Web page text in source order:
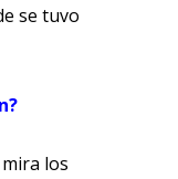
se tuvo
los